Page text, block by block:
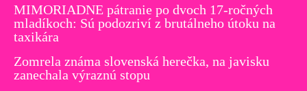
MIMORIADNE pátranie po dvoch 17-ročných
mladíkoch: Sú podozriví z brutálneho útoku na
taxikára
Zomrela známa slovenská herečka, na javisku
zanechala výraznú stopu